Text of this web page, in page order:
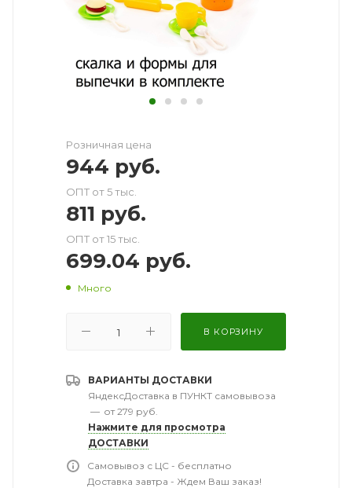
Розничная цена
944 руб.
ОПТ от 5 тыс.
811 руб.
ОПТ от 15 тыс.
699.04 руб.
Много
В КОРЗИНУ
ВАРИАНТЫ ДОСТАВКИ
ЯндексДоставка в ПУНКТ самовывоза
— от 279 руб.
Нажмите для просмотра
ДОСТАВКИ
Самовывоз с ЦС - бесплатно
Доставка завтра - Ждем Ваш заказ!